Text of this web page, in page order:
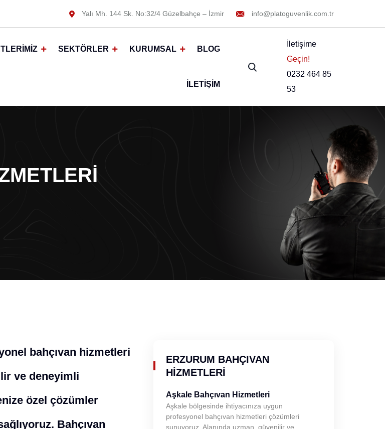
Yalı Mh. 144 Sk. No:32/4 Güzelbahçe – İzmir info@platoguvenlik.com.tr
SEKTÖRLER KURUMSAL BLOG
İLETIŞIM
İletişime
Geçin!
0232 464 85
53
bahçıvan hizmetleri
ve deneyimli
özel çözümler
Bahçıvan
ERZURUM BAHÇIVAN
HIZMETLERI
Aşkale Bahçıvan Hizmetleri
Aşkale bölgesinde ihtiyacınıza uygun
profesyonel bahçıvan hizmetleri çözümleri
sunuyoruz. Alanında uzman, güvenilir ve